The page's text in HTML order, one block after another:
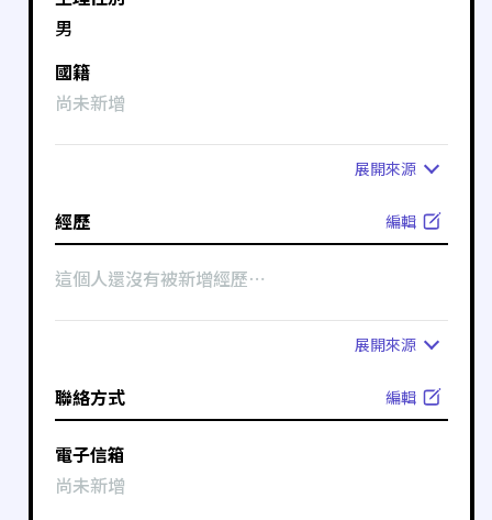
男
國籍
尚未新增
展開來源
經歷 編輯
這個人還沒有被新增經歷⋯
展開來源
聯絡方式 編輯
電子信箱
尚未新增